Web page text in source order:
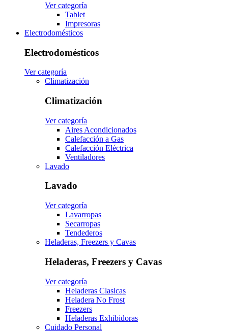
Ver categoría
Tablet
Impresoras
Electrodomésticos
Electrodomésticos
Ver categoría
Climatización
Climatización
Ver categoría
Aires Acondicionados
Calefacción a Gas
Calefacción Eléctrica
Ventiladores
Lavado
Lavado
Ver categoría
Lavarropas
Secarropas
Tendederos
Heladeras, Freezers y Cavas
Heladeras, Freezers y Cavas
Ver categoría
Heladeras Clasicas
Heladera No Frost
Freezers
Heladeras Exhibidoras
Cuidado Personal